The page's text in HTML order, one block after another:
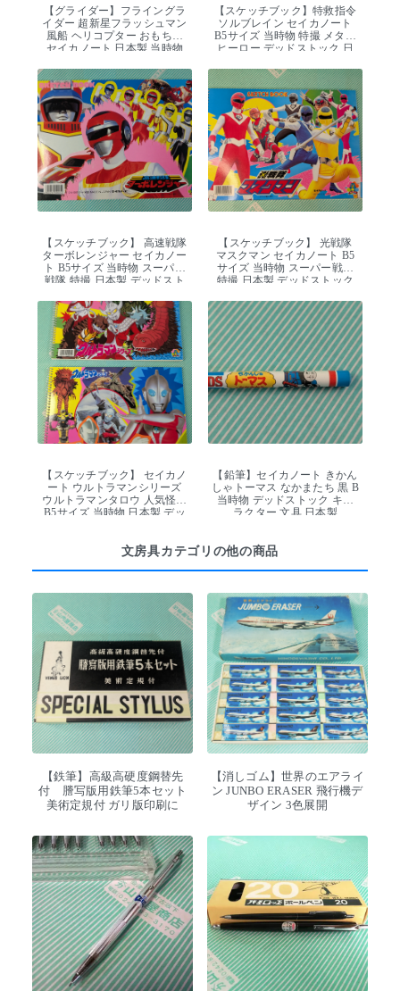
【グライダー】フライングラ
イダー 超新星フラッシュマン
風船 ヘリコプター おもちゃ
セイカノート 日本製 当時物
【スケッチブック】特救指令
ソルブレイン セイカノート
B5サイズ 当時物 特撮 メタル
ヒーロー デッドストック 日
【スケッチブック】 高速戦隊
ターボレンジャー セイカノー
ト B5サイズ 当時物 スーパー
戦隊 特撮 日本製 デッドスト
【スケッチブック】 光戦隊
マスクマン セイカノート B5
サイズ 当時物 スーパー戦隊
特撮 日本製 デッドストック
【スケッチブック】 セイカノ
ート ウルトラマンシリーズ
ウルトラマンタロウ 人気怪獣
B5サイズ 当時物 日本製 デッ
【鉛筆】セイカノート きかん
しゃトーマス なかまたち 黒 B
当時物 デッドストック キャ
ラクター 文具 日本製
文房具カテゴリの他の商品
【鉄筆】高級高硬度鋼替先
付 謄写版用鉄筆5本セット
美術定規付 ガリ版印刷に
【消しゴム】世界のエアライ
ン JUNBO ERASER 飛行機デ
ザイン 3色展開